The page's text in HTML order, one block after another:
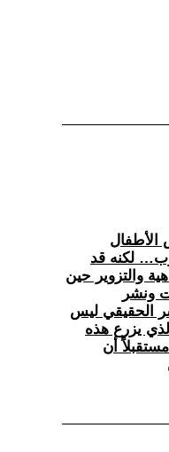
الأطفال
لكنه قد
والتزوير حين
ونشر
الحقيقي ليس
يزرع هذه
أن